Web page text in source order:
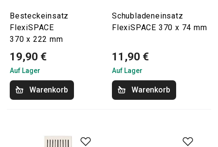
Besteckeinsatz
FlexiSPACE
370 x 222 mm
19,90 €
Auf Lager
Warenkorb
Schubladeneinsatz
FlexiSPACE 370 x 74 mm
11,90 €
Auf Lager
Warenkorb